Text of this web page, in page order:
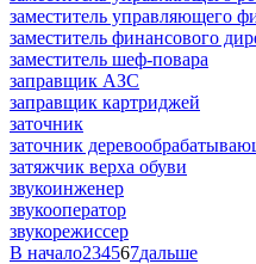
заместитель управляющего
заместитель финансового
заместитель шеф-повара
заправщик АЗС
заправщик картриджей
заточник
заточник
затяжчик верха обуви
звукоинженер
звукооператор
звукорежиссер
В начало234567дальше